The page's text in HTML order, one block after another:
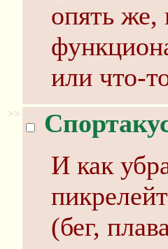
опять же,
или что-
>>
И как
(бег,